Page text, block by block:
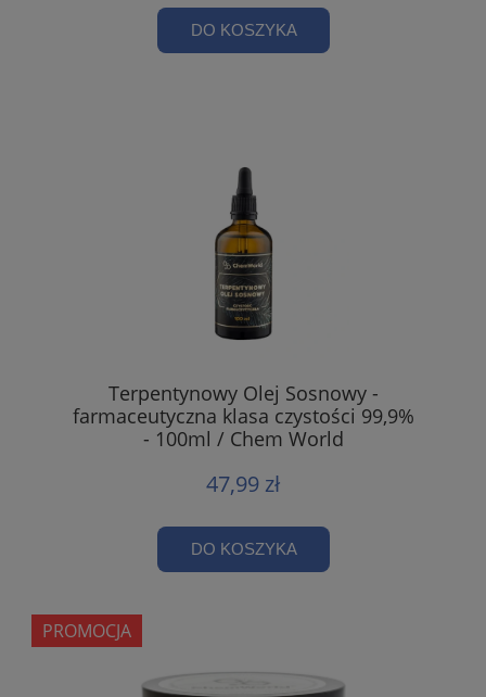
DO KOSZYKA
Terpentynowy Olej Sosnowy -
farmaceutyczna klasa czystości 99,9%
- 100ml / Chem World
47,99 zł
DO KOSZYKA
PROMOCJA